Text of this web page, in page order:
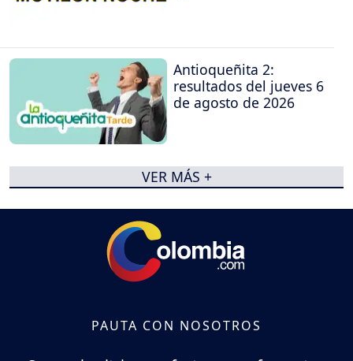
Antioqueñita 2:
resultados del jueves 6
de agosto de 2026
VER MÁS +
PAUTA CON NOSOTROS